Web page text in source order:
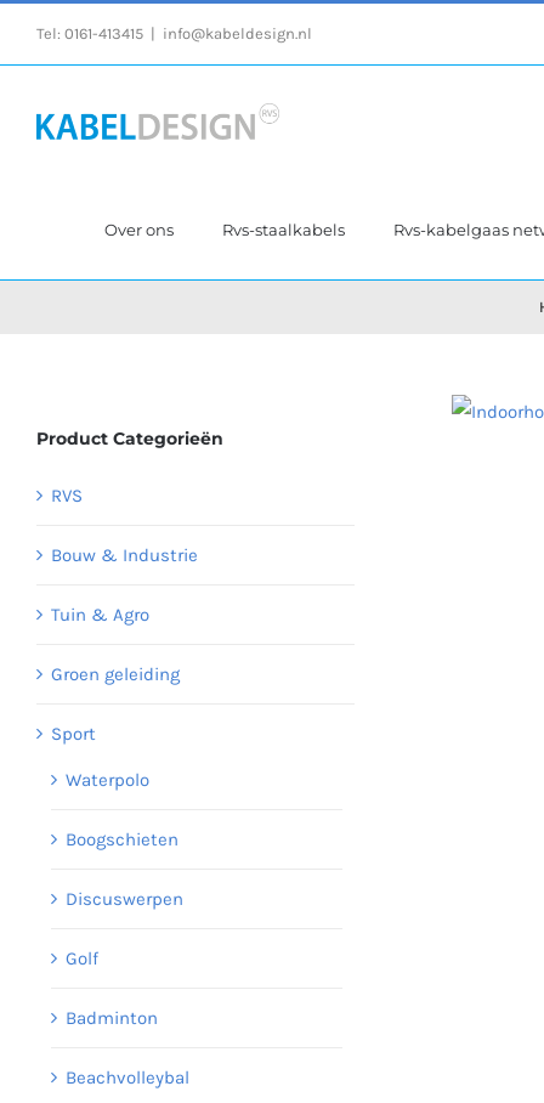
Tel: 0161-413415 info@kabeldesign.nl
Over ons Rvs-staalkabels Rvs-kabelgaas
Product Categorieën
RVS
Bouw & Industrie
Tuin & Agro
Groen geleiding
Sport
Waterpolo
Boogschieten
Discuswerpen
Golf
Badminton
Beachvolleybal